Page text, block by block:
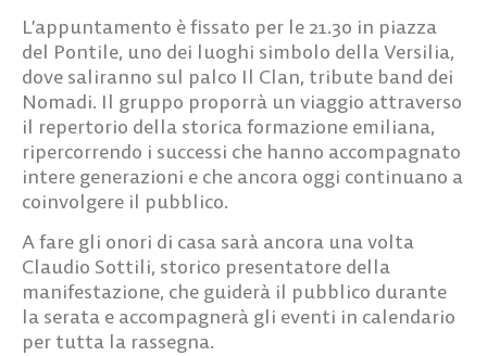
L’appuntamento è fissato per le 21.30 in piazza
del Pontile, uno dei luoghi simbolo della Versilia,
dove saliranno sul palco Il Clan, tribute band dei
Nomadi. Il gruppo proporrà un viaggio attraverso
il repertorio della storica formazione emiliana,
ripercorrendo i successi che hanno accompagnato
intere generazioni e che ancora oggi continuano a
coinvolgere il pubblico.
A fare gli onori di casa sarà ancora una volta
Claudio Sottili, storico presentatore della
manifestazione, che guiderà il pubblico durante
la serata e accompagnerà gli eventi in calendario
per tutta la rassegna.